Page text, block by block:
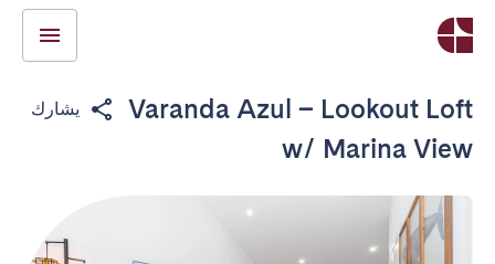
Varanda Azul – Lookout Loft
w/ Marina View
يشارك